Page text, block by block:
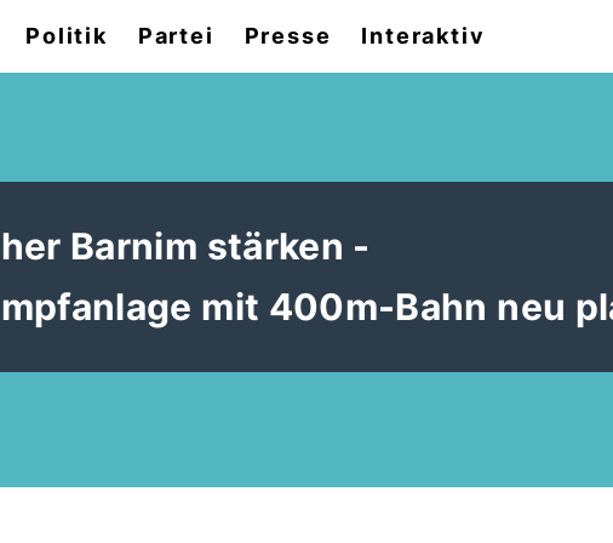
Politik Partei Presse Interaktiv
Barnim stärken -
mit 400m-Bahn neu